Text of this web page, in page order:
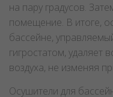
на пару градусов.
помещение. В итоге,
бассейне,
гигростатом, удаляет
воздуха, не изменяя
Осушители для